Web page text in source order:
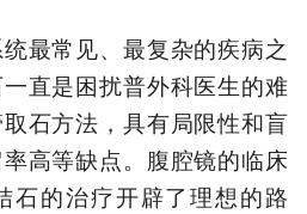
最常见、最复杂的疾病之
直是困扰普外科医生的难
石方法，具有局限性和盲
高等缺点。腹腔镜的临床
石的治疗开辟了理想的路